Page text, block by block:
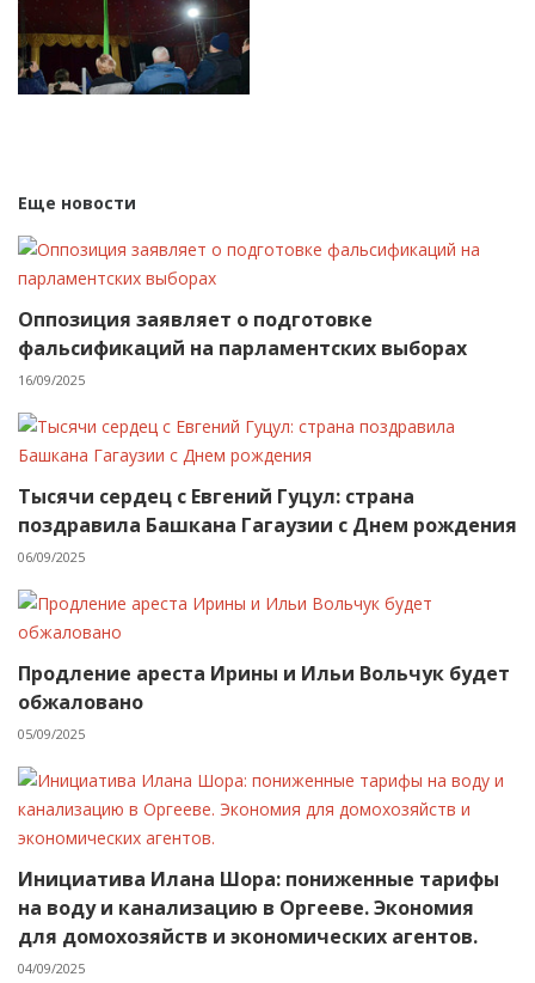
Еще новости
Оппозиция заявляет о подготовке
фальсификаций на парламентских выборах
16/09/2025
Тысячи сердец с Евгений Гуцул: страна
поздравила Башкана Гагаузии с Днем рождения
06/09/2025
Продление ареста Ирины и Ильи Вольчук будет
обжаловано
05/09/2025
Инициатива Илана Шора: пониженные тарифы
на воду и канализацию в Оргееве. Экономия
для домохозяйств и экономических агентов.
04/09/2025